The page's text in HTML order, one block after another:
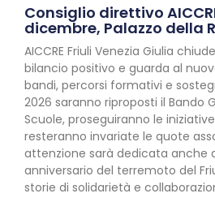
Consiglio direttivo
dicembre, Palazzo della
AICCRE Friuli Venezia Giulia
bilancio positivo e guarda al
bandi, percorsi formativi e
2026 saranno riproposti il Bando
Scuole, proseguiranno le iniziative
resteranno invariate le quote
attenzione sarà dedicata anche
anniversario del terremoto del
storie di solidarietà e